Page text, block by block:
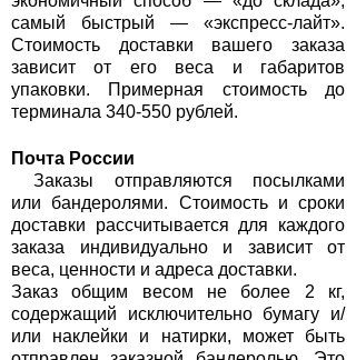
самый быстрый — «экспресс-лайт».
Стоимость доставки вашего заказа
зависит от его веса и габаритов
упаковки. Примерная стоимость до
терминала 340-550 рублей.
Почта России
Заказы отправляются посылками
или бандеролями. Стоимость и сроки
доставки рассчитывается для каждого
заказа индивидуально и зависит от
веса, ценности и адреса доставки.
Заказ общим весом не более 2 кг,
содержащий исключительно бумагу и/
или наклейки и натирки, может быть